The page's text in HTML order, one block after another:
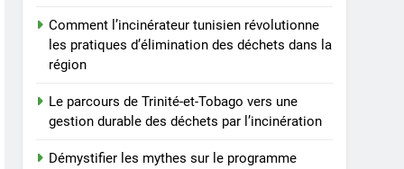
Comment l’incinérateur tunisien révolutionne
les pratiques d’élimination des déchets dans la
région
Le parcours de Trinité-et-Tobago vers une
gestion durable des déchets par l’incinération
Démystifier les mythes sur le programme